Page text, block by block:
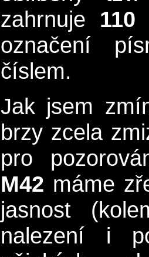
zahrnuje 110
označení
číslem.
Jak jsem
brzy zcela
pro
M42 máme
jasnost
nalezení i